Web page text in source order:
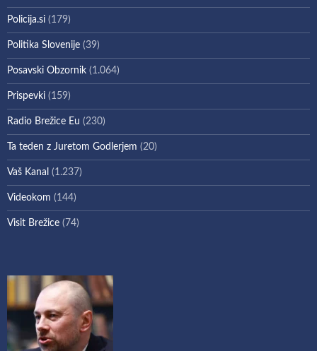
Policija.si (179)
Politika Slovenije (39)
Posavski Obzornik (1.064)
Prispevki (159)
Radio Brežice Eu (230)
Ta teden z Juretom Godlerjem (20)
Vaš Kanal (1.237)
Videokom (144)
Visit Brežice (74)